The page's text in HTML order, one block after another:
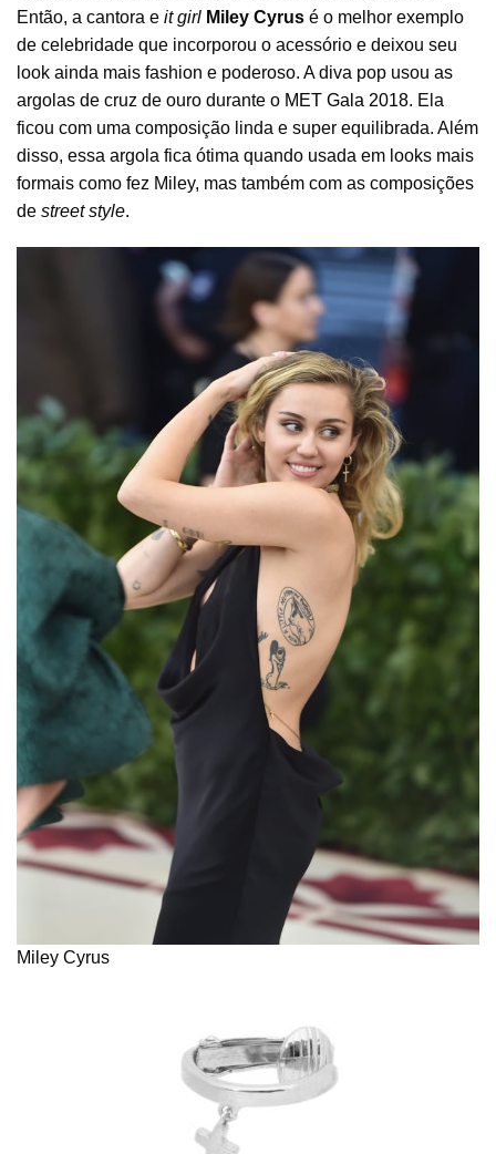
Então, a cantora e it girl Miley Cyrus é o melhor exemplo
de celebridade que incorporou o acessório e deixou seu
look ainda mais fashion e poderoso. A diva pop usou as
argolas de cruz de ouro durante o MET Gala 2018. Ela
ficou com uma composição linda e super equilibrada. Além
disso, essa argola fica ótima quando usada em looks mais
formais como fez Miley, mas também com as composições
de street style.
Miley Cyrus